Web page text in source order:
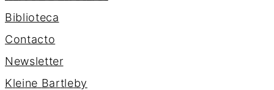
Biblioteca
Contacto
Newsletter
Kleine Bartleby